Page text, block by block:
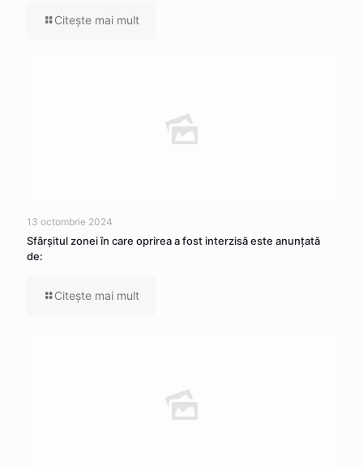
Citeşte mai mult
13 octombrie 2024
Sfârșitul zonei în care oprirea a fost interzisă este anunțată
de:
Citeşte mai mult